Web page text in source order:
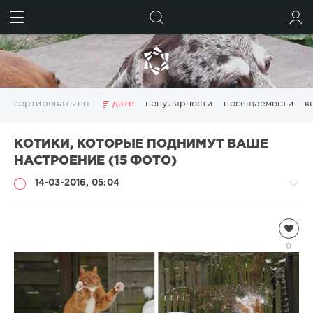
сортировать по дате популярности посещаемости
КОТИКИ, КОТОРЫЕ ПОДНИМУТ ВАШЕ
НАСТРОЕНИЕ (15 ФОТО)
14-03-2016, 05:04
4
0
0